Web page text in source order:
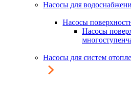
Насосы для
Насосы
Насосы
Насосы для систем